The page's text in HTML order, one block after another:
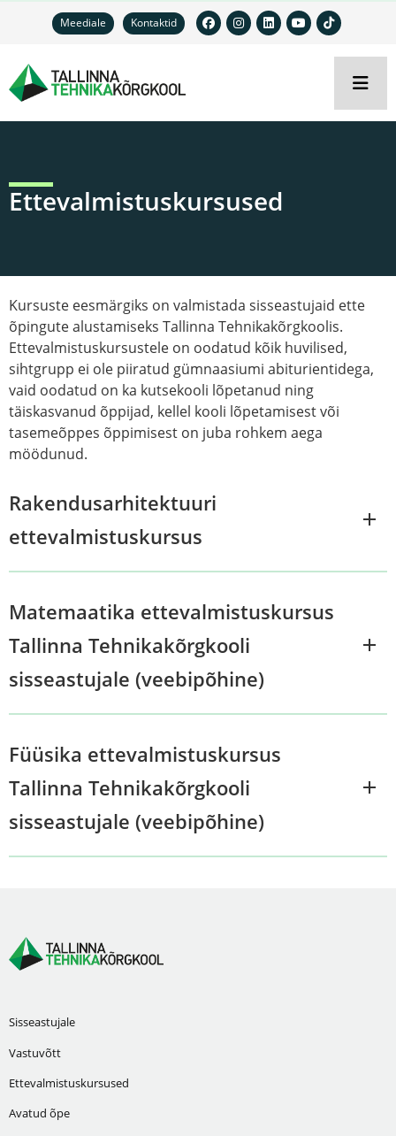
Meediale Kontaktid
Ettevalmistuskursused
Kursuste eesmärgiks on valmistada sisseastujaid ette
õpingute alustamiseks Tallinna Tehnikakõrgkoolis.
Ettevalmistuskursustele on oodatud kõik huvilised,
sihtgrupp ei ole piiratud gümnaasiumi abiturientidega,
vaid oodatud on ka kutsekooli lõpetanud ning
täiskasvanud õppijad, kellel kooli lõpetamisest või
tasemeõppes õppimisest on juba rohkem aega
möödunud.
Rakendusarhitektuuri
ettevalmistuskursus
Matemaatika ettevalmistuskursus
Tallinna Tehnikakõrgkooli
sisseastujale (veebipõhine)
Füüsika ettevalmistuskursus
Tallinna Tehnikakõrgkooli
sisseastujale (veebipõhine)
Sisseastujale
Vastuvõtt
Ettevalmistuskursused
Avatud õpe